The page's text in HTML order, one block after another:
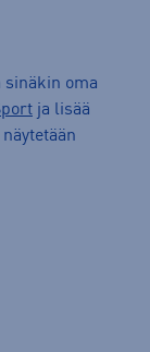
oma
ja lisää